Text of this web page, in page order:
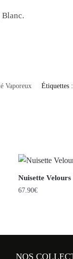
Vaporeux Étiquettes :
Nuisette Velours
67.90€
NOS